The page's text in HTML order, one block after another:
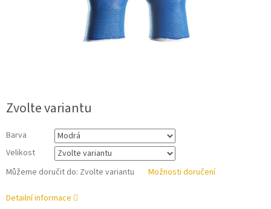
Zvolte variantu
Barva
Velikost
Můžeme doručit do: Zvolte variantu Možnosti doručení
Detailní informace